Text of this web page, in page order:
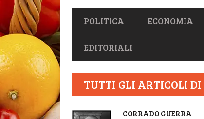
NAVIGAZIONE
PRIMARIA
POLITICA ECONOMIA
EDITORIALI
TUTTI GLI ARTICOLI DI
AUTORE
CORRADO GUERRA